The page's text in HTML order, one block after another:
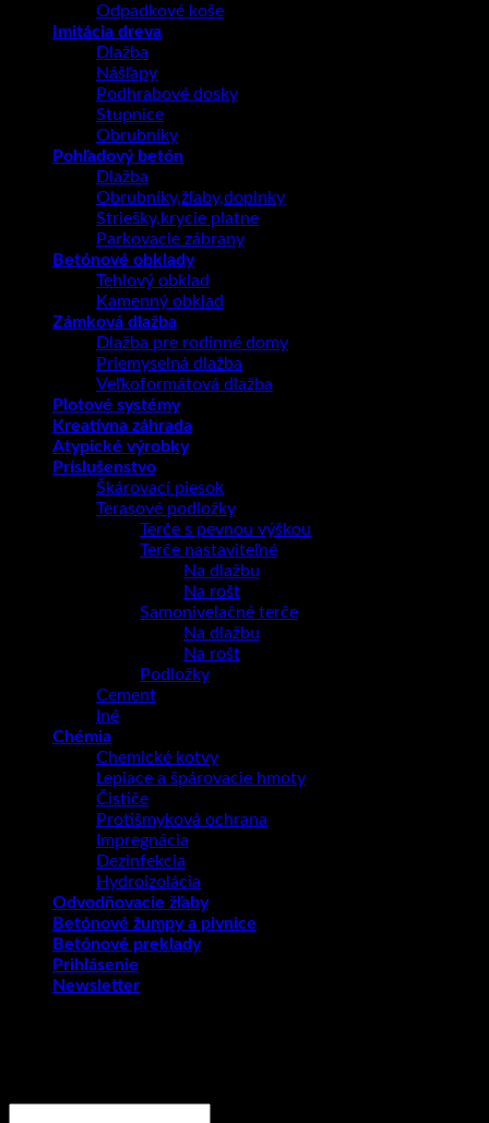
Odpadkové koše
Imitácia dreva
Dlažba
Nášľapy
Podhrabové dosky
Stupnice
Obrubníky
Pohľadový betón
Dlažba
Obrubníky,žľaby,doplnky
Striešky,krycie platne
Parkovacie zábrany
Betónové obklady
Tehlový obklad
Kamenný obklad
Zámková dlažba
Dlažba pre rodinné domy
Priemyselná dlažba
Veľkoformátová dlažba
Plotové systémy
Kreatívna záhrada
Atypické výrobky
Príslušenstvo
Škárovací piesok
Terasové podložky
Terče s pevnou výškou
Terče nastaviteľné
Na dlažbu
Na rošt
Samonivelačné terče
Na dlažbu
Na rošt
Podložky
Cement
Iné
Chémia
Chemické kotvy
Lepiace a špárovacie hmoty
Čističe
Protišmyková ochrana
Impregnácia
Dezinfekcia
Hydroizolácia
Odvodňovacie žľaby
Betónové žumpy a pivnice
Betónové preklady
Prihlásenie
Newsletter